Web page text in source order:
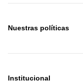
Nuestras políticas
Institucional